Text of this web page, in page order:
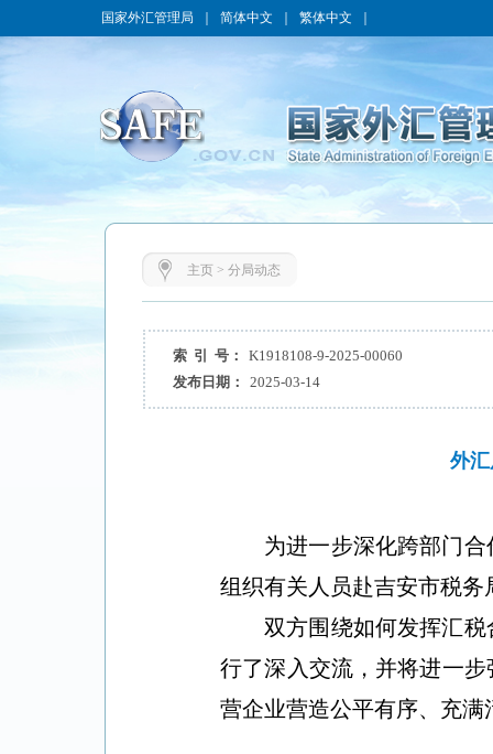
国家外汇管理局 简体中文 繁体中文
主页> 分局动态
索 引 号：
K1918108-9-2025-00060
发布日期：
2025-03-14
外
为进一步深化跨部门
组织有关人员赴吉安市税
双方围绕如何发挥汇
行了深入交流，并将进一
营企业营造公平有序、充满